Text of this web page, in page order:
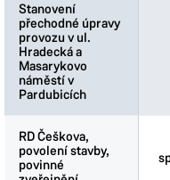
Stanovení
přechodné úpravy
provozu v ul.
Hradecká a
Masarykovo
náměstí v
Pardubicích
RD Češkova,
povolení stavby,
povinné
Stanovení
přechodné úpravy
provozu v ul.
Hradecká a
Masarykovo
náměstí v
Pardubicích
RD Češkova,
povolení stavby,
povinné